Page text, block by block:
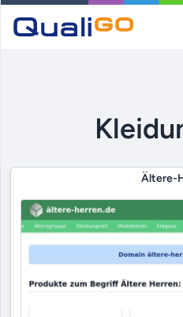
Ältere-